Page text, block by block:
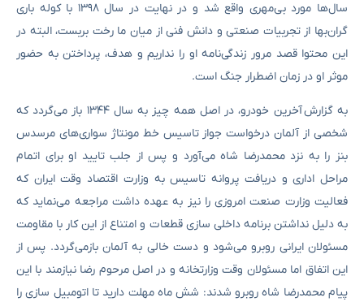
سال‌ها مورد بی‌مهری واقع شد و در نهایت در سال ۱۳۹۸ با کوله باری
گران‌بها از تجربیات صنعتی و دانش فنی از میان ما رخت بربست، البته در
این محتوا قصد مرور زندگی‌نامه او را نداریم و هدف، پرداختن به حضور
موثر او در زمان اضطرار جنگ است.
به گزارش آخرین خودرو، در اصل همه چیز به سال‌ ۱۳۴۴ باز می‌گردد که
شخصی از آلمان درخواست جواز تاسیس خط مونتاژ سواری‌های مرسدس‌
بنز را به نزد محمدرضا شاه می‌آورد و پس از جلب تایید او برای اتمام
مراحل اداری و دریافت پروانه تاسیس به وزارت اقتصاد وقت ایران که
فعالیت وزارت صنعت امروزی را نیز به عهده داشت مراجعه می‌نماید که
به‌ دلیل نداشتن برنامه داخلی‌ سازی قطعات و امتناع از این کار با مقاومت
مسئولان ایرانی روبرو می‌شود و دست‌ خالی به آلمان بازمی‌گردد. پس از
این اتفاق اما مسئولان وقت وزارتخانه و در اصل مرحوم رضا نیازمند با این
پیام محمدرضا شاه روبرو شدند: شش ماه مهلت دارید تا اتومبیل سازی را